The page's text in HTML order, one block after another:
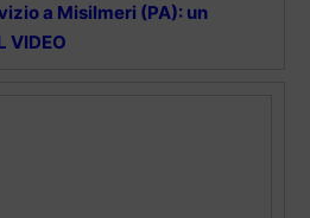
a Misilmeri (PA): un
VIDEO